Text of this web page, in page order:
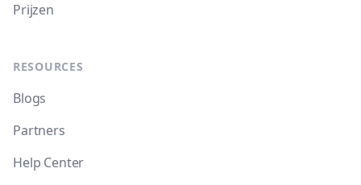
Prijzen
RESOURCES
Blogs
Partners
Help Center